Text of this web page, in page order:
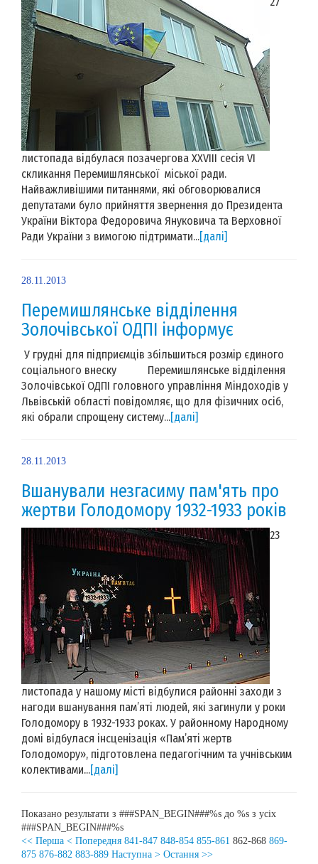
листопада відбулася позачергова XXVIII сесія VI
скликання Перемишлянської міської ради.
Найважливішими питаннями, які обговорювалися
депутатами було прийняття звернення до Президента
України Віктора Федоровича Януковича та Верховної
Ради України з вимогою підтримати...[далі]
28.11.2013
Перемишлянське відділення
Золочівської ОДПІ інформує
У грудні для підприємців збільшиться розмір єдиного
соціального внеску Перемишлянське відділення
Золочівської ОДПІ головного управління Міндоходів у
Львівській області повідомляє, що для фізичних осіб,
які обрали спрощену систему...[далі]
28.11.2013
Вшанували незгасиму пам'ять про
жертви Голодомору 1932-1933 років
23
листопада у нашому місті відбулися районні заходи з
нагоди вшанування пам’яті людей, які загинули у роки
Голодомору в 1932-1933 роках. У районному Народному
домі відбулася інсценізація «Пам’яті жертв
Голодомору», підготовлена педагогічним та учнівським
колективами...[далі]
Показано результати з ###SPAN_BEGIN###%s до %s з усіх
###SPAN_BEGIN###%s
<< Перша < Попередня 841-847 848-854 855-861 862-868 869-
875 876-882 883-889 Наступна > Остання >>